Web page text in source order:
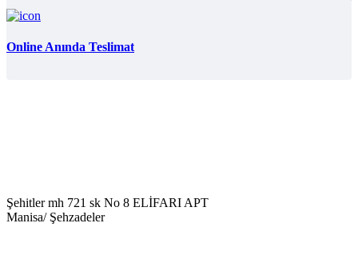
Online Anında Teslimat
Şehitler mh 721 sk No 8 ELİFARI APT
Manisa/ Şehzadeler